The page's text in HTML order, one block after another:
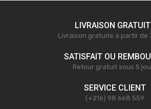
LIVRAISON
Livraison gratuite à partir de
SATISFAIT OU
Retour gratuit sous 5
SERVICE CLIENT
(+216) 98 668 559